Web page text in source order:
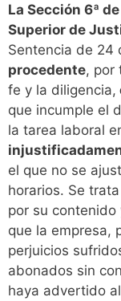
La Sección 6ª
Superior de
Sentencia de 24
procedente, por
fe y la diligencia,
que incumple el
la tarea laboral
el que no se
horarios. Se
por su contenido
que la empresa,
perjuicios
abonados sin
haya advertido